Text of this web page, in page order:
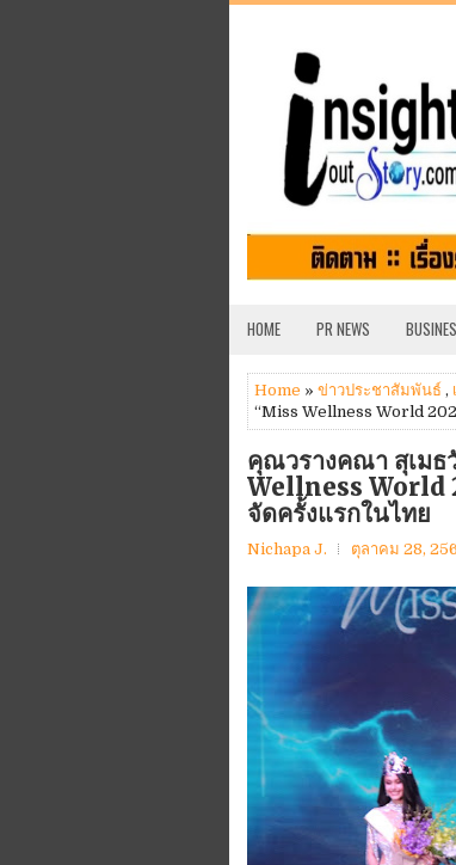
HOME PR NEWS
Home » ข่าวประชาสัมพันธ์ ,
“Miss Wellness World
คุณวรางคณา สุเมธ
Wellness World
จัดครั้งแรกในไทย
Nichapa J. ตุลาคม 28,